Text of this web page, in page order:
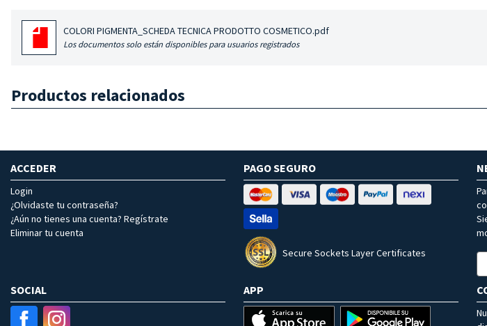
COLORI PIGMENTA_SCHEDA TECNICA PRODOTTO COSMETICO.pdf
Los documentos solo están disponibles para usuarios registrados
Productos relacionados
ACCEDER
Login
¿Olvidaste tu contraseña?
¿Aún no tienes una cuenta? Regístrate
Eliminar tu cuenta
PAGO SEGURO
Secure Sockets Layer Certificates
SOCIAL APP